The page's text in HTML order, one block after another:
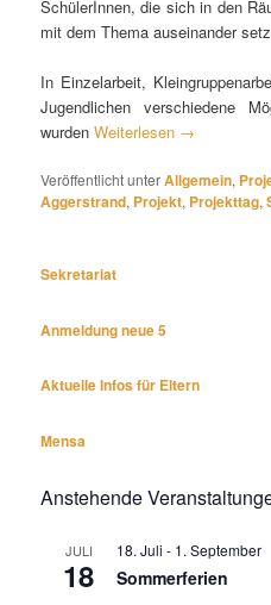
SchülerInnen, die sich in den
mit dem Thema auseinander
In Einzelarbeit,
Jugendlichen verschiedene
wurdenWeiterlesen →
Veröffentlicht unterAllgemein,
Aggerstrand, Projekt, Projekttag,
Sekretariat
Anmeldung neue 5
Aktuelle Infos für Eltern
Mensa
Anstehende
JULI
18
18. Juli - 1. September
Sommerferien